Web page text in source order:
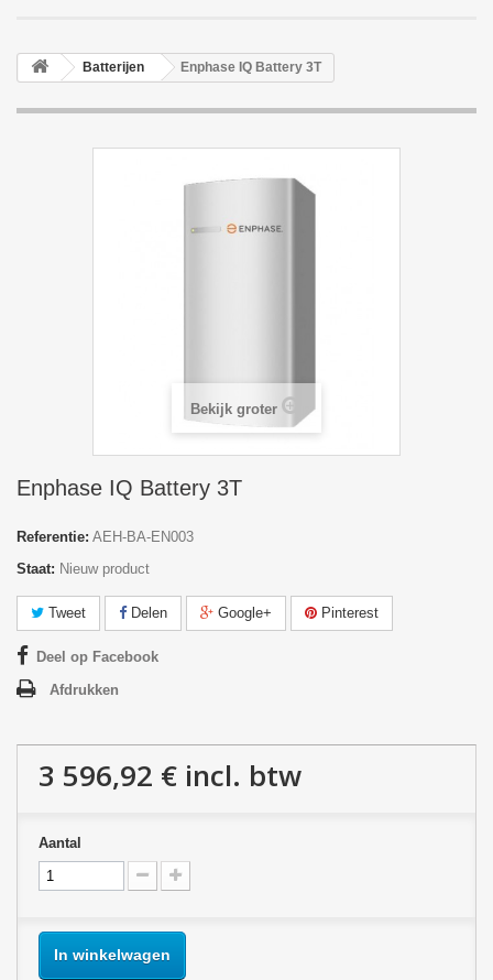
Batterijen Enphase IQ Battery 3T
Bekijk groter
Enphase IQ Battery 3T
Referentie: AEH-BA-EN003
Staat: Nieuw product
Tweet Delen Google+ Pinterest
Deel op Facebook
Afdrukken
3 596,92 € incl. btw
Aantal
In winkelwagen